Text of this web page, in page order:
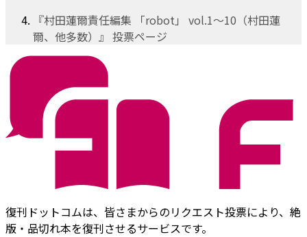
『村田蓮爾責任編集 「robot」 vol.1～10（村田蓮
爾、他多数）』 投票ページ
復刊ドットコムは、皆さまからのリクエスト投票により、絶
版・品切れ本を復刊させるサービスです。